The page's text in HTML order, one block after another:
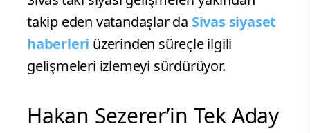
takip eden vatandaşlar da Sivas siyaset
haberleri üzerinden süreçle ilgili
gelişmeleri izlemeyi sürdürüyor.
Hakan Sezerer’in Tek Aday